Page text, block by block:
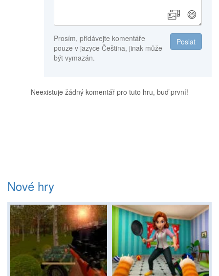
😄
Poslat
Prosím, přidávejte komentáře
pouze v jazyce Čeština, jinak může
být vymazán.
Neexistuje žádný komentář pro tuto hru, buď první!
Nové hry